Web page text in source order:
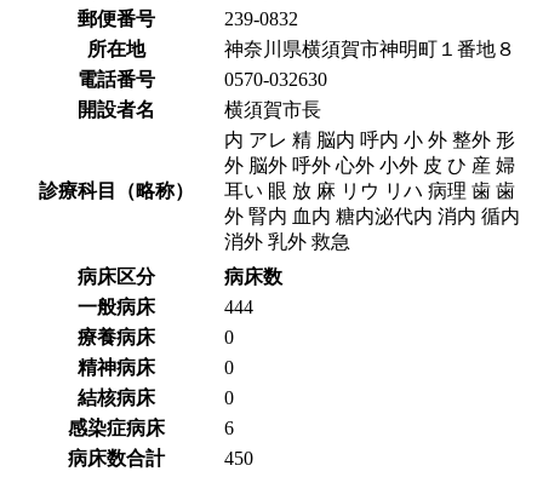
郵便番号
239-0832
所在地
神奈川県横須賀市神明町１番地８
電話番号
0570-032630
開設者名
横須賀市長
診療科目（略称）
内 アレ 精 脳内 呼内 小 外 整外 形
外 脳外 呼外 心外 小外 皮 ひ 産 婦
耳い 眼 放 麻 リウ リハ 病理 歯 歯
外 腎内 血内 糖内泌代内 消内 循内
消外 乳外 救急
病床区分
病床数
一般病床
444
療養病床
0
精神病床
0
結核病床
0
感染症病床
6
病床数合計
450